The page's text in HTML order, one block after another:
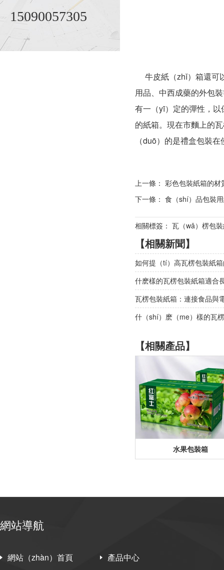
15090057305
牛皮紙（zhǐ）箱還可
用品、中西成藥的外包
有一（yī）定的彈性，
的紙箱。現在市麵上的
（duō）的是禮盒包裝在
上一條： 彩色包裝紙箱的材
下一條： 食（shí）品包裝
相關標簽： 瓦（wǎ）楞包
【相關新聞】
如何提（tí）高瓦楞包裝紙
什麽樣的瓦楞包裝紙箱適合
瓦楞包裝紙箱：連接食品與
什（shí）麽（me）樣的瓦
【相關產品】
水果包裝箱
網站導航
網站（zhàn）首頁
產品中心